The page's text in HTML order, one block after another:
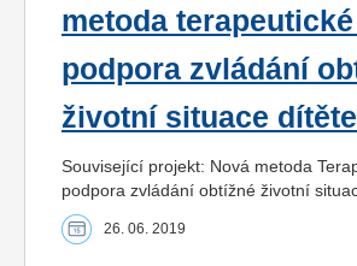
metoda
podpora zvládání
životní situace dítěte
Související projekt: Nová metoda
podpora zvládání obtížné životní
26. 06. 2019